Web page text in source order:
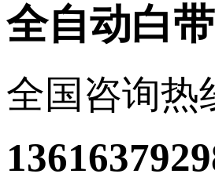
全自动白
全国咨询热